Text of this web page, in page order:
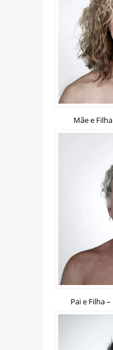
Mãe e
Pai e Filha